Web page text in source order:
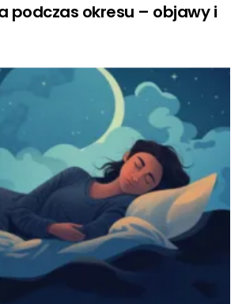
podczas okresu – objawy i